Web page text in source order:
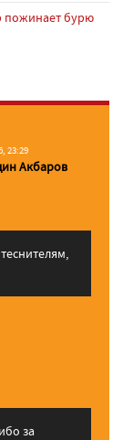
пожинает бурю
23:29
Акбаров
за